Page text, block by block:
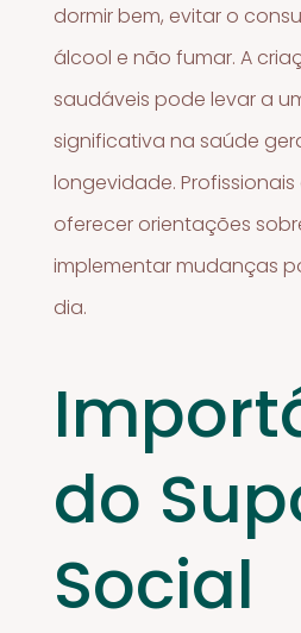
dormir bem, evitar o
álcool e não fumar. A
saudáveis pode levar a
significativa na saúde
longevidade.
oferecer orientações
implementar mudanças
dia.
do
Social